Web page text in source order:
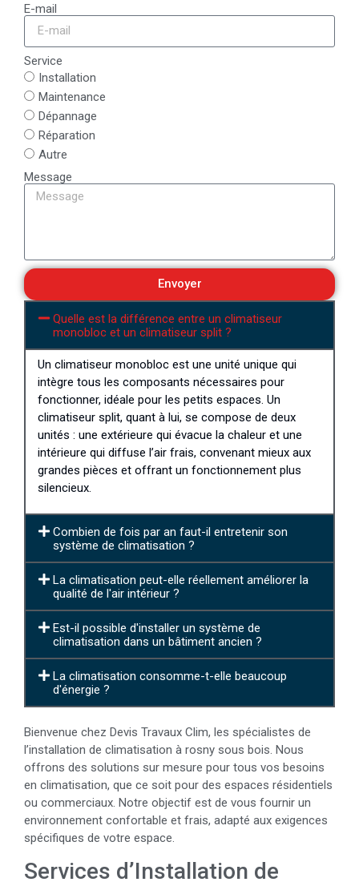
E-mail
Service
Installation
Maintenance
Dépannage
Réparation
Autre
Message
Envoyer
Quelle est la différence entre un climatiseur
monobloc et un climatiseur split ?
Un climatiseur monobloc est une unité unique qui
intègre tous les composants nécessaires pour
fonctionner, idéale pour les petits espaces. Un
climatiseur split, quant à lui, se compose de deux
unités : une extérieure qui évacue la chaleur et une
intérieure qui diffuse l’air frais, convenant mieux aux
grandes pièces et offrant un fonctionnement plus
silencieux.
Combien de fois par an faut-il entretenir son
système de climatisation ?
La climatisation peut-elle réellement améliorer la
qualité de l'air intérieur ?
Est-il possible d'installer un système de
climatisation dans un bâtiment ancien ?
La climatisation consomme-t-elle beaucoup
d'énergie ?
Bienvenue chez Devis Travaux Clim, les spécialistes de
l’installation de climatisation à rosny sous bois. Nous
offrons des solutions sur mesure pour tous vos besoins
en climatisation, que ce soit pour des espaces résidentiels
ou commerciaux. Notre objectif est de vous fournir un
environnement confortable et frais, adapté aux exigences
spécifiques de votre espace.
Services d’Installation de